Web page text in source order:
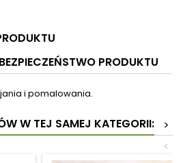
BEZPIECZEŃSTWO PRODUKTU
i pomalowania.
W TEJ SAMEJ KATEGORII:
>
<